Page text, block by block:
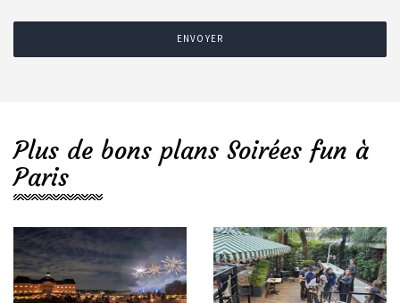
ENVOYER
Plus de bons plans Soirées fun à
Paris